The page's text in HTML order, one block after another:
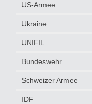
US-Armee
Ukraine
UNIFIL
Bundeswehr
Schweizer Armee
IDF